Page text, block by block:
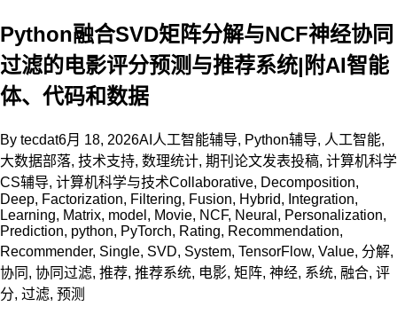
Python融合SVD矩阵分解与NCF神经协同
过滤的电影评分预测与推荐系统|附AI智能
体、代码和数据
By tecdat6月 18, 2026AI人工智能辅导, Python辅导, 人工智能,
大数据部落, 技术支持, 数理统计, 期刊论文发表投稿, 计算机科学
CS辅导, 计算机科学与技术Collaborative, Decomposition,
Deep, Factorization, Filtering, Fusion, Hybrid, Integration,
Learning, Matrix, model , Movie, NCF, Neural , Personalization,
Prediction, python, PyTorch, Rating, Recommendation,
Recommender, Single, SVD, System, TensorFlow, Value, 分解,
协同 , 协同过滤, 推荐, 推荐系统, 电影, 矩阵, 神经, 系统, 融合, 评
分, 过滤, 预测